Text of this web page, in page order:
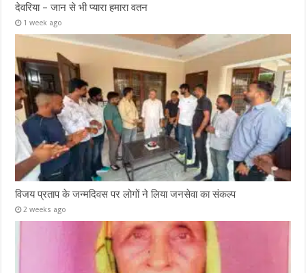
देवरिया – जान से भी प्यारा हमारा वतन
1 week ago
विजय प्रताप के जन्मदिवस पर लोगों ने लिया जनसेवा का संकल्प
2 weeks ago